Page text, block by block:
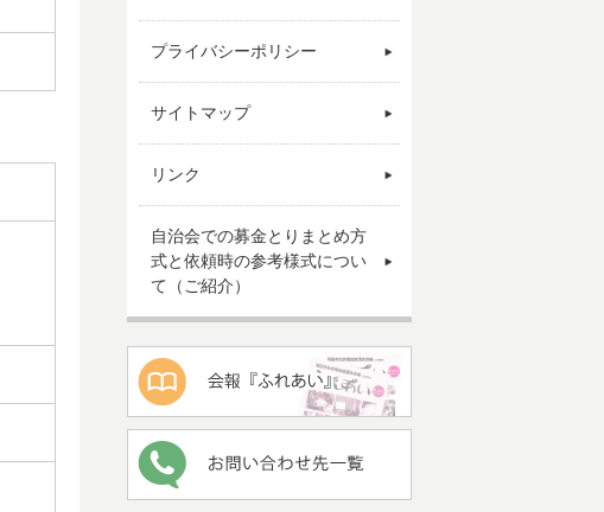
プライバシーポリシー
サイトマップ
リンク
自治会での募金とりまとめ方
式と依頼時の参考様式につい
て（ご紹介）